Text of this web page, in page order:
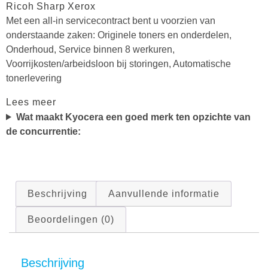
Ricoh Sharp Xerox
Met een all-in servicecontract bent u voorzien van
onderstaande zaken: Originele toners en onderdelen,
Onderhoud, Service binnen 8 werkuren,
Voorrijkosten/arbeidsloon bij storingen, Automatische
tonerlevering
Lees meer
Wat maakt Kyocera een goed merk ten opzichte van
de concurrentie:
Beschrijving Aanvullende informatie
Beoordelingen (0)
Beschrijving